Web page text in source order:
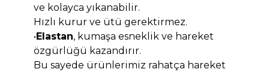
ve kolayca yıkanabilir.
Hızlı kurur ve ütü gerektirmez.
•Elastan, kumaşa esneklik ve hareket
özgürlüğü kazandırır.
Bu sayede ürünlerimiz rahatça hareket